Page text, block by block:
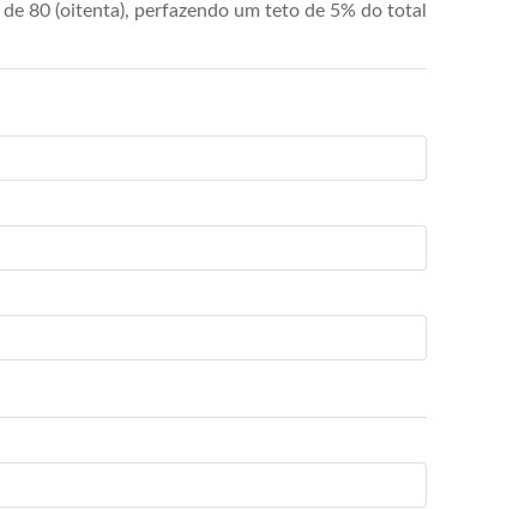
80 (oitenta), perfazendo um teto de 5% do total